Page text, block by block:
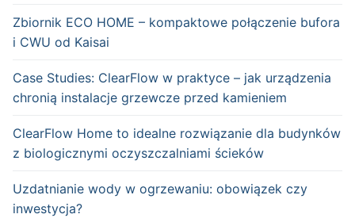
Zbiornik ECO HOME – kompaktowe połączenie bufora
i CWU od Kaisai
Case Studies: ClearFlow w praktyce – jak urządzenia
chronią instalacje grzewcze przed kamieniem
ClearFlow Home to idealne rozwiązanie dla budynków
z biologicznymi oczyszczalniami ścieków
Uzdatnianie wody w ogrzewaniu: obowiązek czy
inwestycja?